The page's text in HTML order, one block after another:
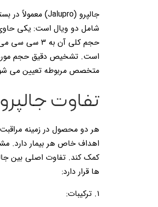
شامل دو ویال است: یکی
حجم کلی آن
است. تشخیص دقیق حجم مورد
متخصص مربوطه تعیین می
تفاوت
هر دو محصول در زمینه
اهداف خاص هر بیمار دارد.
ها قرار دارد:
۱. ترکیبات: